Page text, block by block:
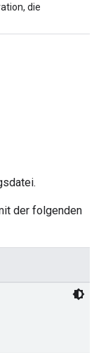
die
der folgenden